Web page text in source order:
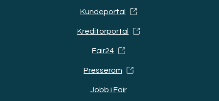
Kundeportal
Kreditorportal
Fair24
Presserom
Jobb i Fair